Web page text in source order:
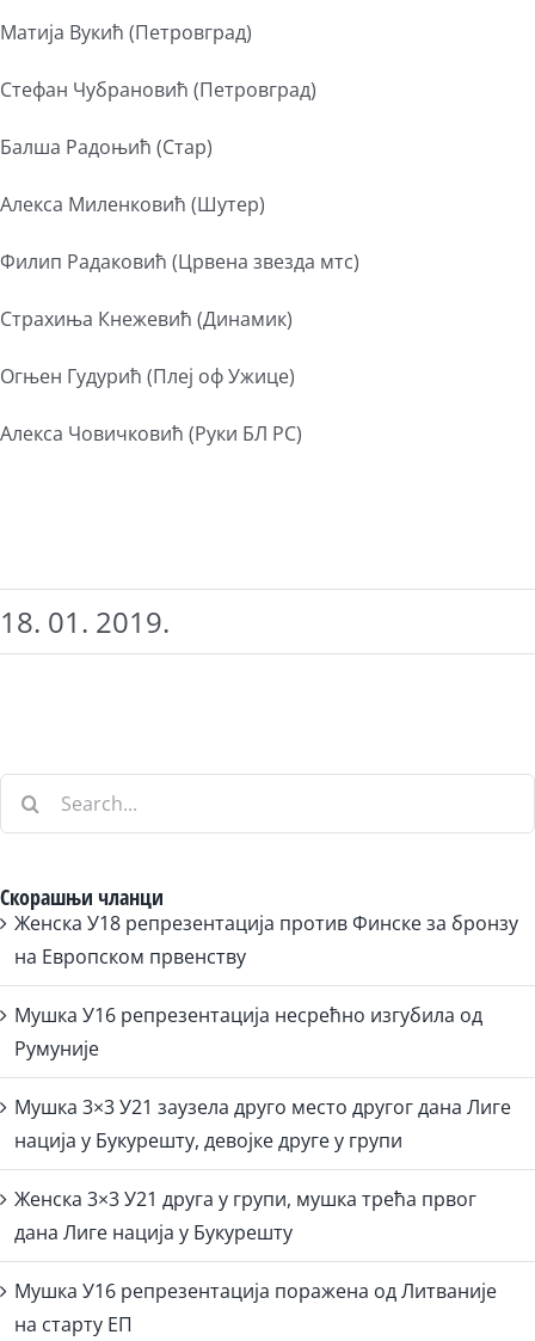
Матија Вукић (Петровград)
Стефан Чубрановић (Петровград)
Балша Радоњић (Стар)
Алекса Миленковић (Шутер)
Филип Радаковић (Црвена звезда мтс)
Страхиња Кнежевић (Динамик)
Огњен Гудурић (Плеј оф Ужице)
Алекса Човичковић (Руки БЛ РС)
18. 01. 2019.
Search
Скорашњи чланци
Женска У18 репрезентација против Финске за бронзу
на Европском првенству
Мушка У16 репрезентација несрећно изгубила од
Румуније
Мушка 3×3 У21 заузела друго место другог дана Лиге
нација у Букурешту, девојке друге у групи
Женска 3×3 У21 друга у групи, мушка трећа првог
дана Лиге нација у Букурешту
Мушка У16 репрезентација поражена од Литваније
на старту ЕП